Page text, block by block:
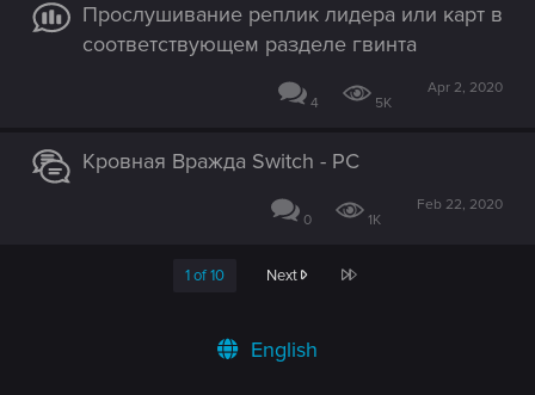
Прослушивание реплик лидера или карт в
соответствующем разделе гвинта
4 5K
Apr 2, 2020
Кровная Вражда Switch - PC
0 1K
Feb 22, 2020
1 of 10 Next Last
English